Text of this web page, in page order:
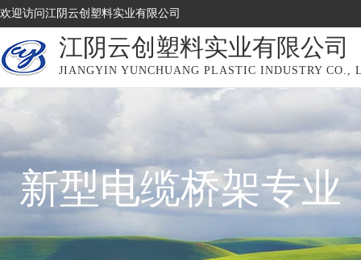
欢迎访问江阴云创塑料实业有限公司
江阴云创塑料实业有限公司
JIANGYIN YUNCHUANG PLASTIC INDUSTRY CO.,
新型电缆桥架专业